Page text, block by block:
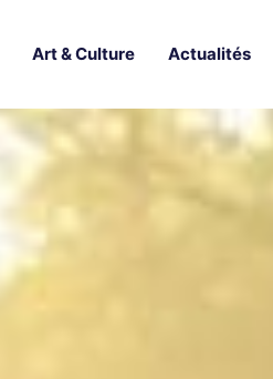
Art & Culture Actualités